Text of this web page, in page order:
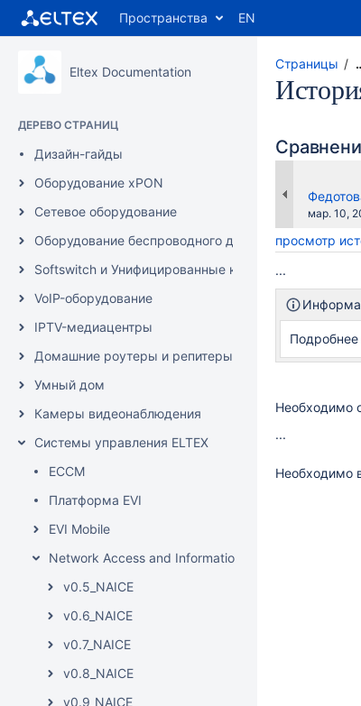
Пространства EN
Eltex Documentation
ДЕРЕВО СТРАНИЦ
Дизайн-гайды
Оборудование xPON
Сетевое оборудование
Оборудование беспроводного доступа
Softswitch и Унифицированные коммуникации/IP-АТС
VoIP-оборудование
IPTV-медиацентры
Домашние роутеры и репитеры
Умный дом
Камеры видеонаблюдения
Системы управления ELTEX
ECCM
Платформа EVI
EVI Mobile
Network Access and Information Control Engine
v0.5_NAICE
v0.6_NAICE
v0.7_NAICE
v0.8_NAICE
v0.9_NAICE
Страницы
мар. 10,
просмотр
...
Необходимо
...
Необходимо